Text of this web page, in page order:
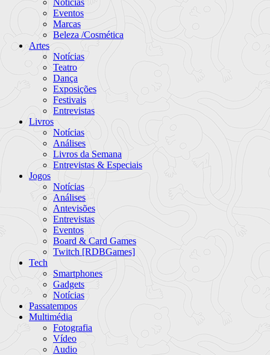
Eventos
Marcas
Beleza /Cosmética
Artes
Notícias
Teatro
Dança
Exposições
Festivais
Entrevistas
Livros
Notícias
Análises
Livros da Semana
Entrevistas & Especiais
Jogos
Notícias
Análises
Antevisões
Entrevistas
Eventos
Board & Card Games
Twitch [RDBGames]
Tech
Smartphones
Gadgets
Notícias
Passatempos
Multimédia
Fotografia
Vídeo
Audio